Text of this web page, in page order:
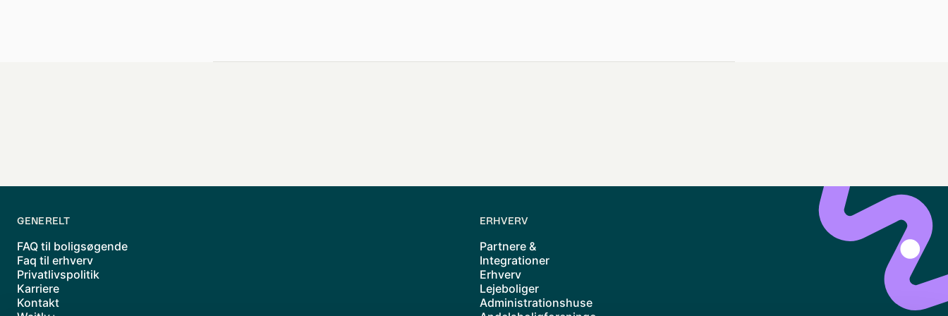
GENERELT
FAQ til boligsøgende
Faq til erhverv
Privatlivspolitik
Karriere
Kontakt
ERHVERV
Partnere &
Integrationer
Erhverv
Lejeboliger
Administrationshuse